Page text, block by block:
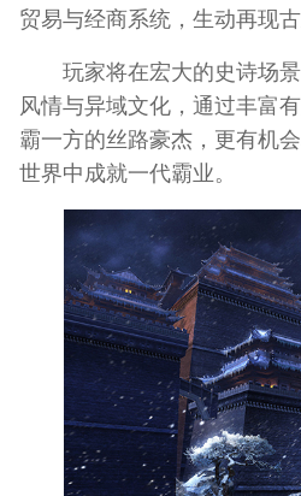
贸易与经商系统，生动再现
玩家将在宏大的史诗场景
风情与异域文化，通过丰富
霸一方的丝路豪杰，更有机
世界中成就一代霸业。